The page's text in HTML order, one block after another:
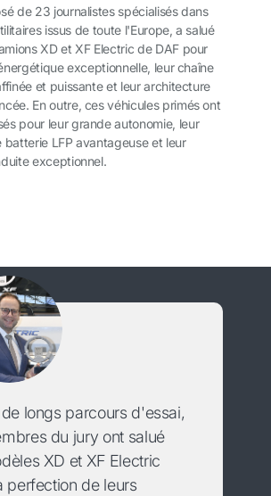
de 23 journalistes spécialisés dans
issus de toute l'Europe, a salué
XD et XF Electric de DAF pour
exceptionnelle, leur chaîne
et puissante et leur architecture
En outre, ces véhicules primés ont
pour leur grande autonomie, leur
batterie LFP avantageuse et leur
exceptionnel.
longs parcours d'essai,
du jury ont salué
XD et XF Electric
perfection de leurs